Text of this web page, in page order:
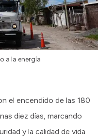
a la energía
el encendido de las 180
diez días, marcando
y la calidad de vida